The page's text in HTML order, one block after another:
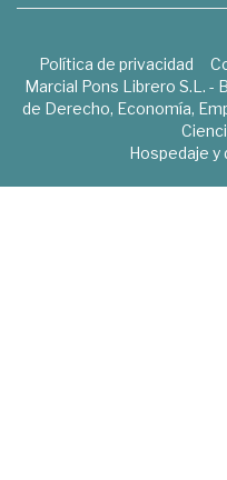
Política de privacidad
Marcial Pons Librero S.L. -
de Derecho, Economía,
Hospedaje y